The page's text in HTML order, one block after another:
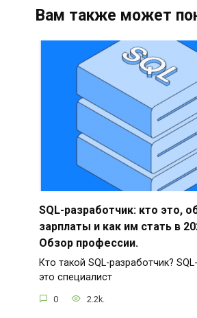
Вам также может
SQL-разработчик: кто это,
зарплаты и как им стать в
Обзор профессии.
Кто такой SQL-разработчик?
это специалист
0 2.2k.